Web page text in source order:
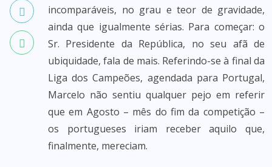
incomparáveis, no grau e teor de gravidade,
ainda que igualmente sérias. Para começar: o
Sr. Presidente da República, no seu afã de
ubiquidade, fala de mais. Referindo-se à final da
Liga dos Campeões, agendada para Portugal,
Marcelo não sentiu qualquer pejo em referir
que em Agosto – mês do fim da competição –
os portugueses iriam receber aquilo que,
finalmente, mereciam.